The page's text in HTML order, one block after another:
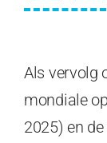
Als vervolg
mondiale
2025) en